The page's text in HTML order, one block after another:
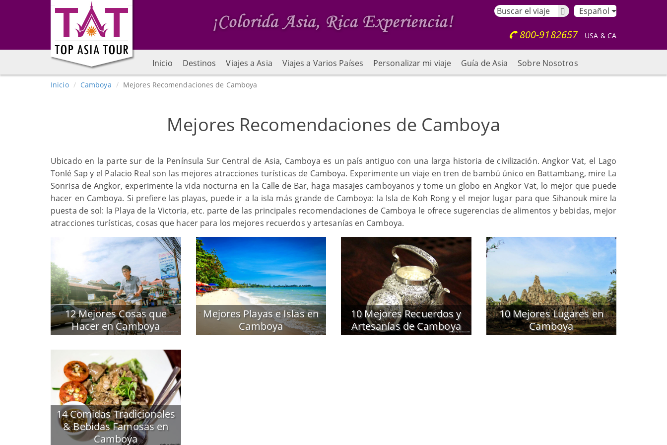
Español
800-9182657 USA & CA
Inicio Destinos Viajes a Asia Viajes a Varios Países Personalizar mi viaje Guía de Asia Sobre Nosotros
Inicio Camboya Mejores Recomendaciones de Camboya
Mejores Recomendaciones de Camboya
Ubicado en la parte sur de la Península Sur Central de Asia, Camboya es un país antiguo con una larga historia de civilización. Angkor Vat, el Lago
Tonlé Sap y el Palacio Real son las mejores atracciones turísticas de Camboya. Experimente un viaje en tren de bambú único en Battambang, mire La
Sonrisa de Angkor, experimente la vida nocturna en la Calle de Bar, haga masajes camboyanos y tome un globo en Angkor Vat, lo mejor que puede
hacer en Camboya. Si prefiere las playas, puede ir a la isla más grande de Camboya: la Isla de Koh Rong y el mejor lugar para que Sihanouk mire la
puesta de sol: la Playa de la Victoria, etc. parte de las principales recomendaciones de Camboya le ofrece sugerencias de alimentos y bebidas, mejor
atracciones turísticas, cosas que hacer para los mejores recuerdos y artesanías en Camboya.
12 Mejores Cosas que
Hacer en Camboya
Mejores Playas e Islas en
Camboya
10 Mejores Recuerdos y
Artesanías de Camboya
10 Mejores Lugares en
Camboya
14 Comidas Tradicionales
& Bebidas Famosas en
Camboya